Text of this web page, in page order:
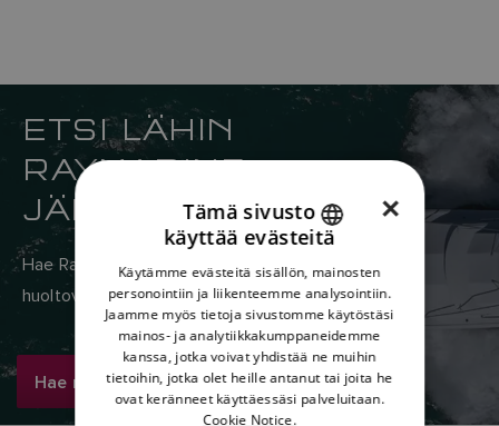
ETSI LÄHIN
RAYMARINE-
JÄLLEENMYYJÄSI
Hae Raymarinen maailmanlaajuisesta myynti- ja
huoltoverkostosta täältä.
Hae nyt
ENGLISH
FRENCH
DANISH
ITALIAN
SWEDISH
×
Tämä sivusto
käyttää evästeitä
Käytämme evästeitä sisällön, mainosten
personointiin ja liikenteemme analysointiin.
Jaamme myös tietoja sivustomme käytöstäsi
mainos- ja analytiikkakumppaneidemme
kanssa, jotka voivat yhdistää ne muihin
tietoihin, jotka olet heille antanut tai joita he
ovat keränneet käyttäessäsi palveluitaan.
Cookie Notice.